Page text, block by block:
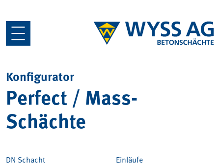
Konfigurator
Perfect / Mass-
Schächte
DN Schacht Einläufe